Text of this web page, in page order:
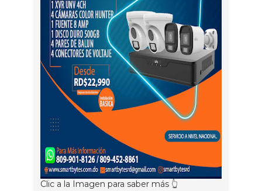
Clic a la Imagen para saber más 👆